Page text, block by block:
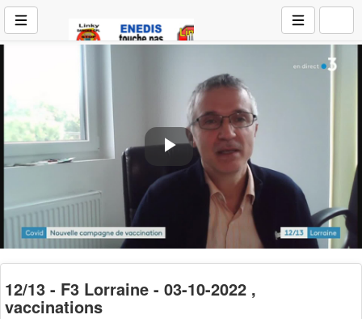
Play
Video
12/13 - F3 Lorraine - 03-10-2022 ,
vaccinations